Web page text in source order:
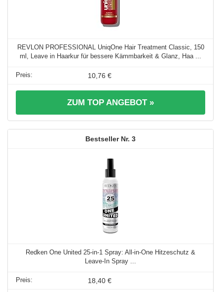
REVLON PROFESSIONAL UniqOne Hair Treatment Classic, 150
ml, Leave in Haarkur für bessere Kämmbarkeit & Glanz, Haa ...
10,76 €
ZUM TOP ANGEBOT »
3
Redken One United 25-in-1 Spray: All-in-One Hitzeschutz &
Leave-In Spray ...
18,40 €